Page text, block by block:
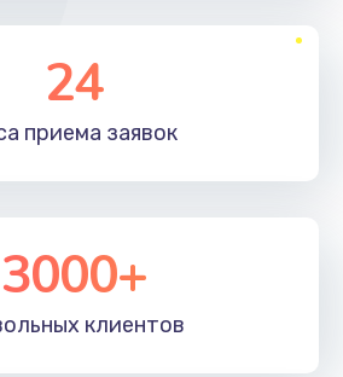
Заказать
микросхемы зарядки
1100 руб.
1100 руб.
24
приема заявок
3000+
клиентов